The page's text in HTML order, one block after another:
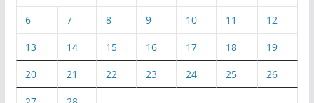
6 7 8 9 10 11 12
13 14 15 16 17 18 19
20 21 22 23 24 25 26